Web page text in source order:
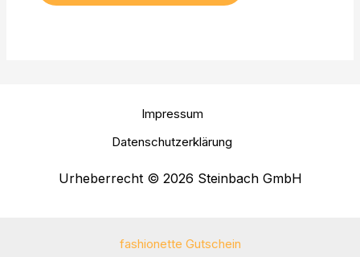
Impressum
Datenschutzerklärung
Urheberrecht © 2026 Steinbach GmbH
fashionette Gutschein